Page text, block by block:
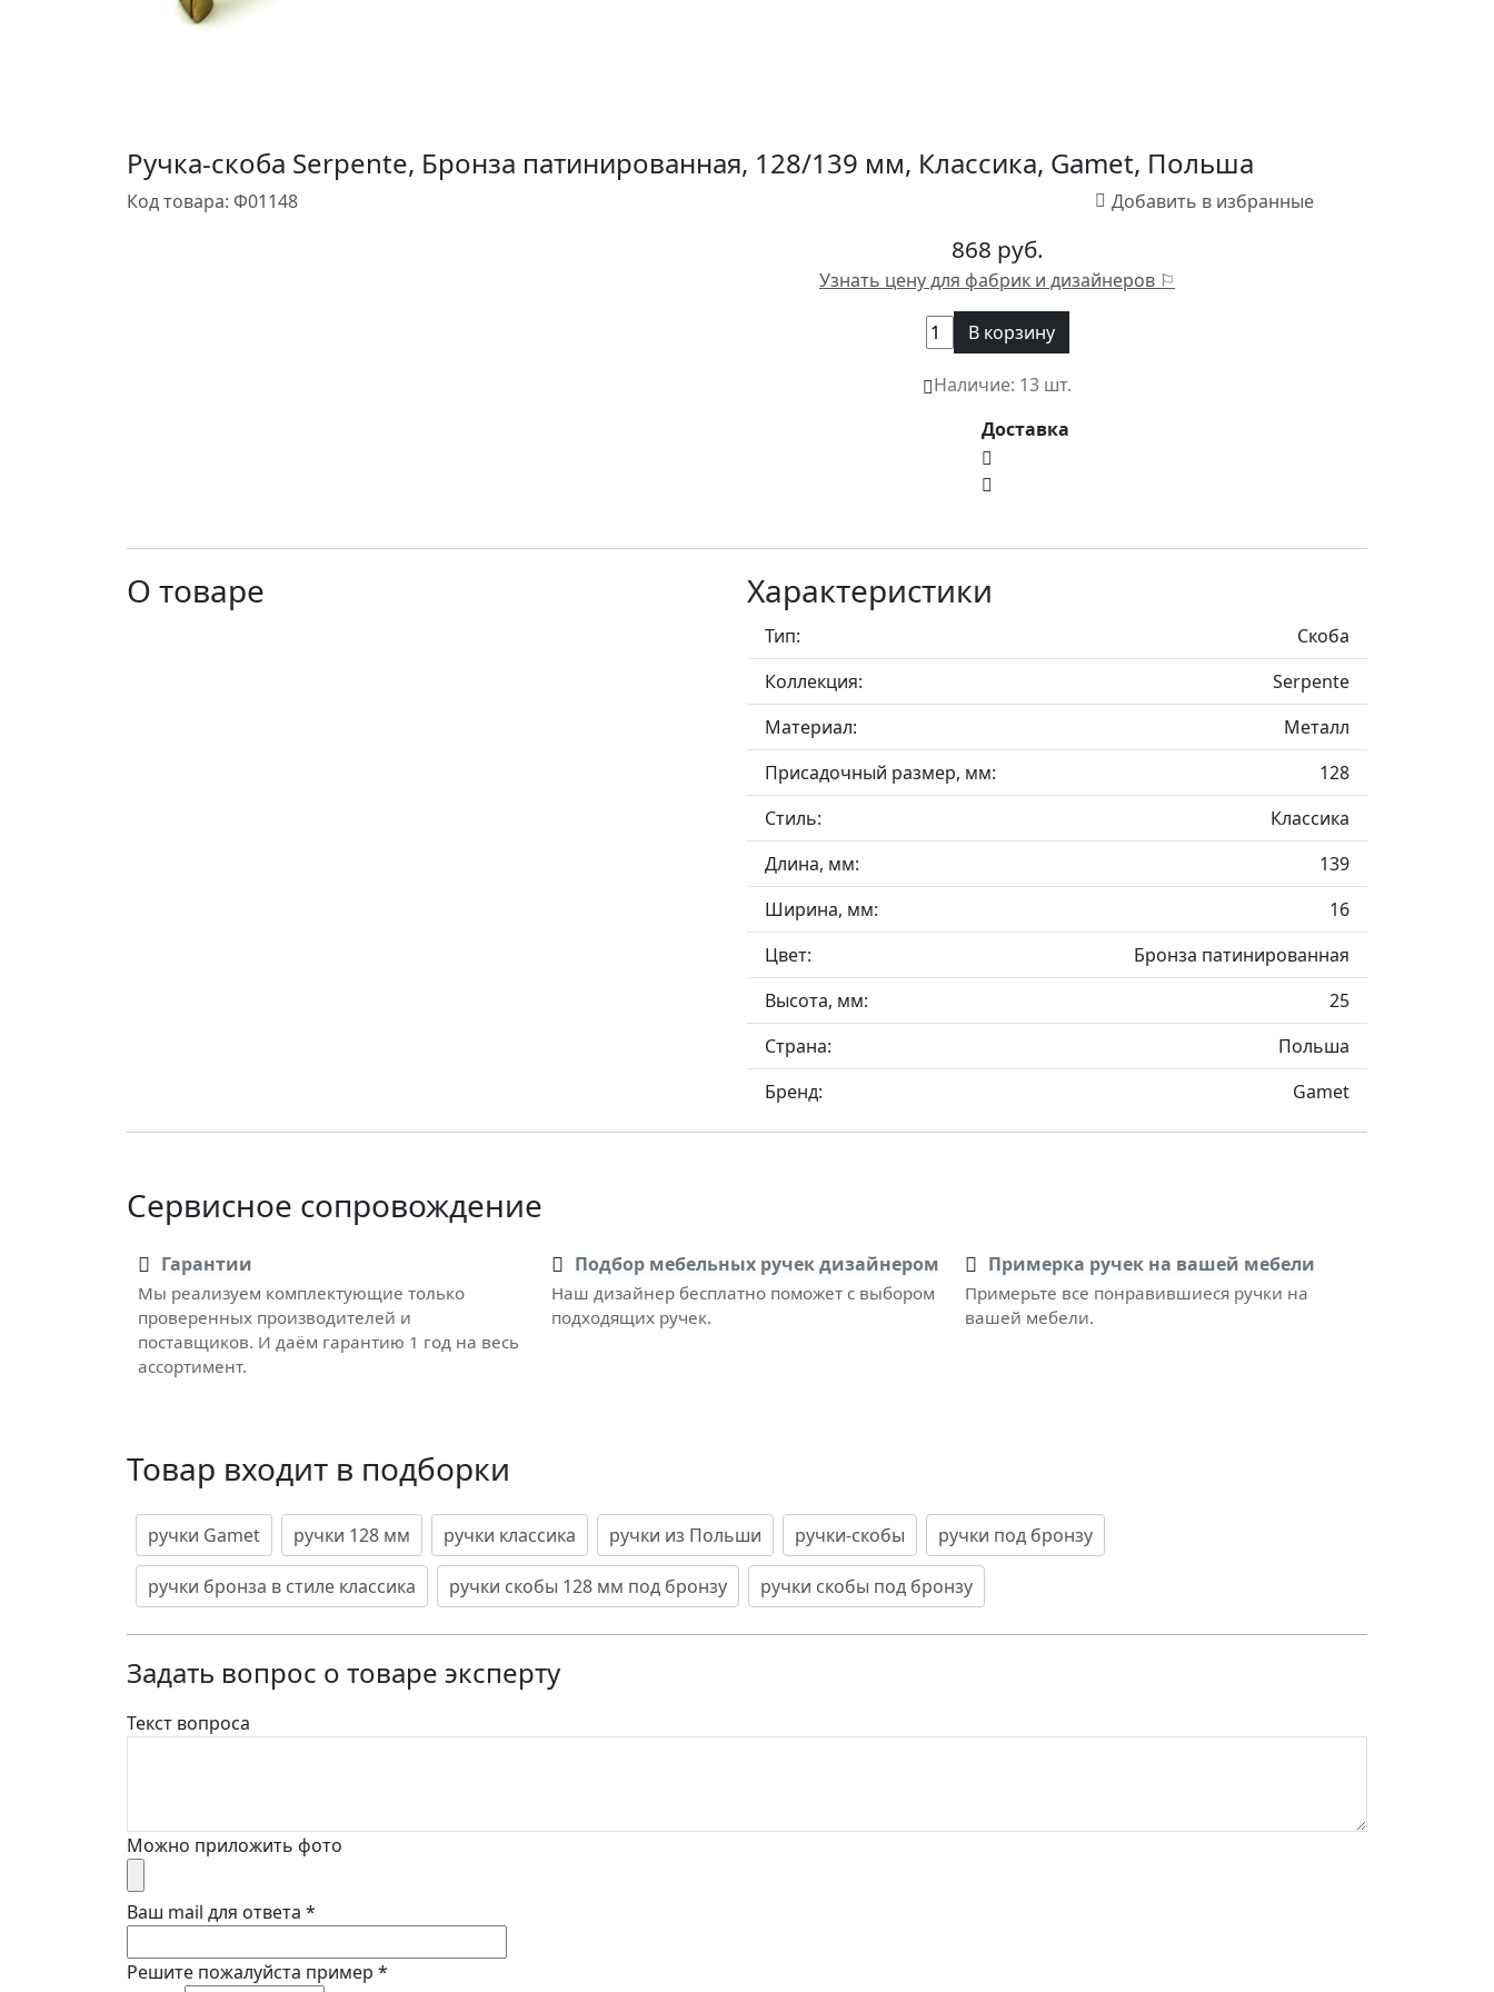
Ручка-скоба Serpente, Бронза патинированная, 128/139 мм, Классика, Gamet, Польша
Код товара: Ф01148
868 руб.
Узнать цену для фабрик и дизайнеров ⚐
В корзину
Наличие: 13 шт.
Доставка
О товаре Характеристики
Тип:
Скоба
Коллекция:
Serpente
Материал:
Металл
Присадочный размер, мм:
128
Стиль:
Классика
Длина, мм:
139
Ширина, мм:
16
Цвет:
Бронза патинированная
Высота, мм:
25
Страна:
Польша
Бренд:
Gamet
Сервисное сопровождение
Гарантии
Мы реализуем комплектующие только
проверенных производителей и
поставщиков. И даём гарантию 1 год на весь
ассортимент.
Подбор мебельных ручек дизайнером
Наш дизайнер бесплатно поможет с выбором
подходящих ручек.
Примерка ручек на вашей мебели
Примерьте все понравившиеся ручки на
вашей мебели.
Товар входит в подборки
ручки Gamet ручки 128 мм ручки классика ручки из Польши ручки-скобы ручки под бронзу
ручки бронза в стиле классика ручки скобы 128 мм под бронзу ручки скобы под бронзу
Задать вопрос о товаре эксперту
Текст вопроса
Можно приложить фото
Ваш mail для ответа *
Решите пожалуйста пример *